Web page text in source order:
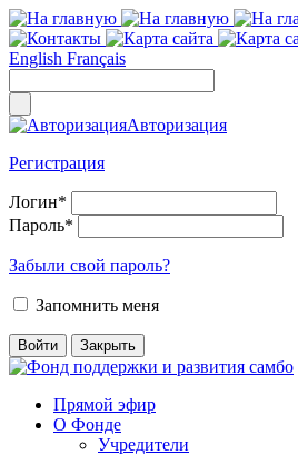
English Français
Авторизация
Регистрация
Логин*
Пароль*
Забыли свой пароль?
Запомнить меня
Прямой эфир
О Фонде
Учредители